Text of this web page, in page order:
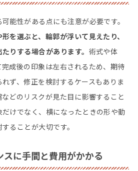
能性がある点にも注意が必要です。
を選ぶと、輪郭が浮いて見えたり、
りする場合があります。 術式や体
成後の印象は左右されるため、期待
ず、修正を検討するケースもありま
どのリスクが見た目に影響すること
けでなく、横になったときの形や動
ることが大切です。
に手間と費用がかかる